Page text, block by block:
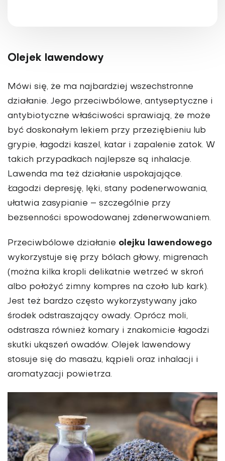
Olejek lawendowy
Mówi się, że ma najbardziej wszechstronne
działanie. Jego przeciwbólowe, antyseptyczne i
antybiotyczne właściwości sprawiają, że może
być doskonałym lekiem przy przeziębieniu lub
grypie, łagodzi kaszel, katar i zapalenie zatok. W
takich przypadkach najlepsze są inhalacje.
Lawenda ma też działanie uspokajające.
Łagodzi depresję, lęki, stany podenerwowania,
ułatwia zasypianie – szczególnie przy
bezsenności spowodowanej zdenerwowaniem.
Przeciwbólowe działanie olejku lawendowego
wykorzystuje się przy bólach głowy, migrenach
(można kilka kropli delikatnie wetrzeć w skroń
albo położyć zimny kompres na czoło lub kark).
Jest też bardzo często wykorzystywany jako
środek odstraszający owady. Oprócz moli,
odstrasza również komary i znakomicie łagodzi
skutki ukąszeń owadów. Olejek lawendowy
stosuje się do masażu, kąpieli oraz inhalacji i
aromatyzacji powietrza.